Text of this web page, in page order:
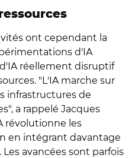
ont cependant la
d'IA
réellement disruptif
"L'IA marche sur
infrastructures de
a rappelé Jacques
révolutionne les
en intégrant davantage
avancées sont parfois